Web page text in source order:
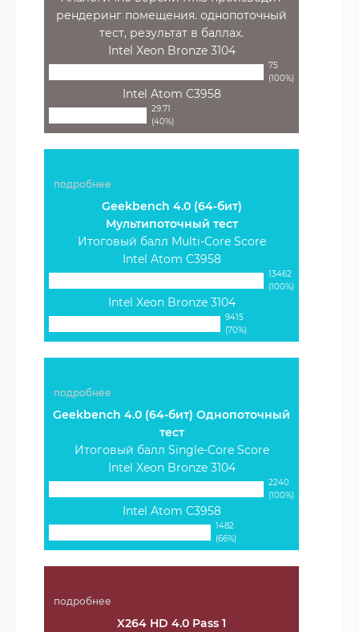
рендеринг помещения. однопоточный
тест, результат в баллах.
Intel Xeon Bronze 3104
75
(100%)
Intel Atom C3958
29.71
(40%)
подробнее
Geekbench 4.0 (64-бит)
Мультипоточный тест
Итоговый балл Multi-Core Score
Intel Atom C3958
13462
(100%)
Intel Xeon Bronze 3104
9415
(70%)
подробнее
Geekbench 4.0 (64-бит) Однопоточный
тест
Итоговый балл Single-Core Score
Intel Xeon Bronze 3104
2240
(100%)
Intel Atom C3958
1482
(66%)
подробнее
X264 HD 4.0 Pass 1